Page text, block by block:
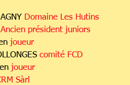
Domaine Les Hutins
Ancien président juniors
joueur
comité FCD
joueur
Sàrl